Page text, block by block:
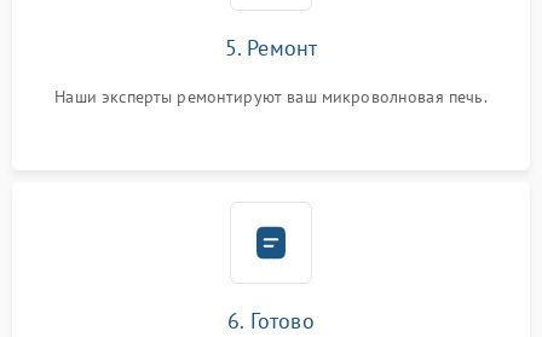
5. Ремонт
Наши эксперты ремонтируют ваш микроволновая печь.
6. Готово